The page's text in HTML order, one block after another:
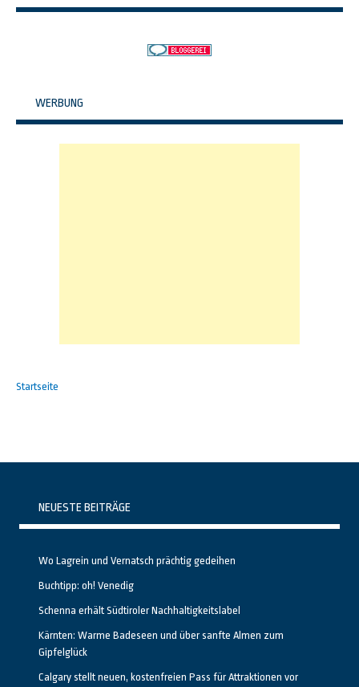
WERBUNG
Startseite
NEUESTE BEITRÄGE
Wo Lagrein und Vernatsch prächtig gedeihen
Buchtipp: oh! Venedig
Schenna erhält Südtiroler Nachhaltigkeitslabel
Kärnten: Warme Badeseen und über sanfte Almen zum
Gipfelglück
Calgary stellt neuen, kostenfreien Pass für Attraktionen vor